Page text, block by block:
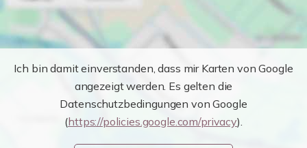
Ich bin damit einverstanden, dass mir Karten von Google
angezeigt werden. Es gelten die
Datenschutzbedingungen von Google
(https://policies.google.com/privacy).